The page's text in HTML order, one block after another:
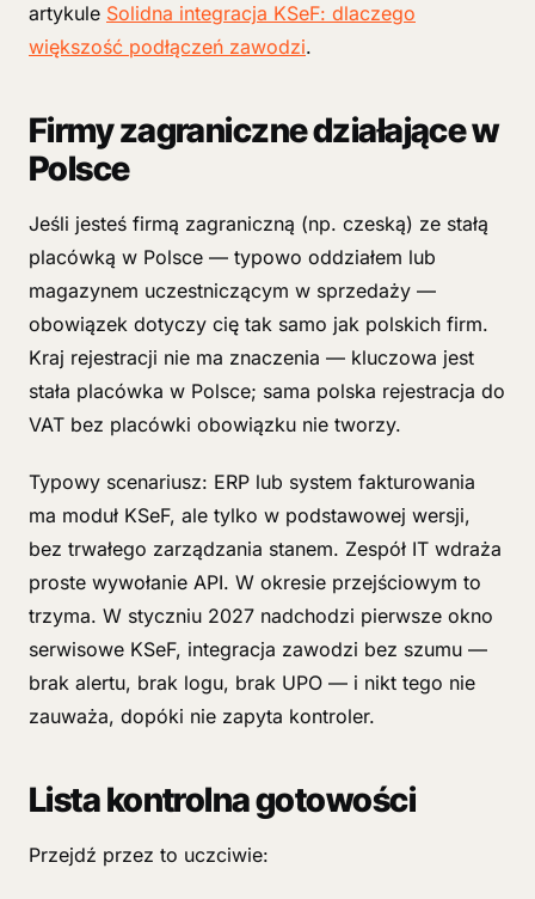
artykule Solidna integracja KSeF: dlaczego
większość podłączeń zawodzi.
Firmy zagraniczne działające w
Polsce
Jeśli jesteś firmą zagraniczną (np. czeską) ze stałą
placówką w Polsce — typowo oddziałem lub
magazynem uczestniczącym w sprzedaży —
obowiązek dotyczy cię tak samo jak polskich firm.
Kraj rejestracji nie ma znaczenia — kluczowa jest
stała placówka w Polsce; sama polska rejestracja do
VAT bez placówki obowiązku nie tworzy.
Typowy scenariusz: ERP lub system fakturowania
ma moduł KSeF, ale tylko w podstawowej wersji,
bez trwałego zarządzania stanem. Zespół IT wdraża
proste wywołanie API. W okresie przejściowym to
trzyma. W styczniu 2027 nadchodzi pierwsze okno
serwisowe KSeF, integracja zawodzi bez szumu —
brak alertu, brak logu, brak UPO — i nikt tego nie
zauważa, dopóki nie zapyta kontroler.
Lista kontrolna gotowości
Przejdź przez to uczciwie: